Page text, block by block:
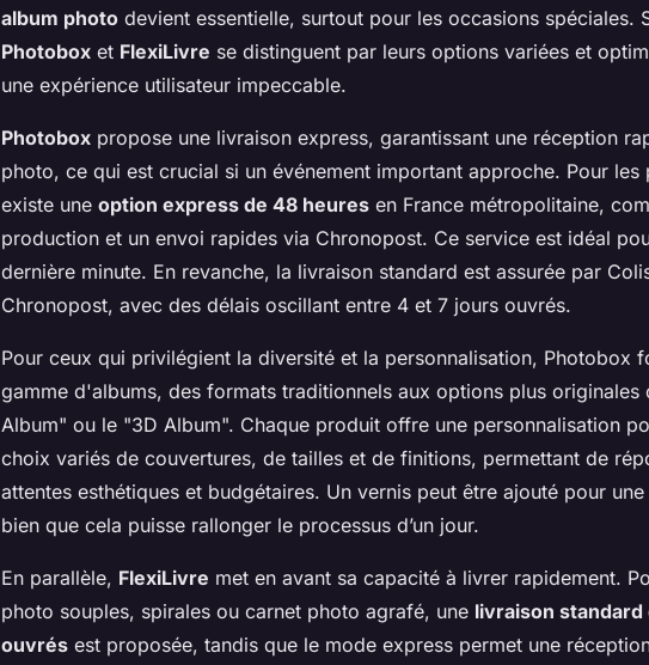
album photo devient essentielle, surtout pour les occasions spéciales.
Photobox et FlexiLivre se distinguent par leurs options variées et
une expérience utilisateur impeccable.
Photobox propose une livraison express, garantissant une réception
photo, ce qui est crucial si un événement important approche. Pour les
existe une option express de 48 heures en France métropolitaine,
production et un envoi rapides via Chronopost. Ce service est idéal
dernière minute. En revanche, la livraison standard est assurée par
Chronopost, avec des délais oscillant entre 4 et 7 jours ouvrés.
Pour ceux qui privilégient la diversité et la personnalisation, Photobox
gamme d'albums, des formats traditionnels aux options plus originales
Album" ou le "3D Album". Chaque produit offre une personnalisation
choix variés de couvertures, de tailles et de finitions, permettant de
attentes esthétiques et budgétaires. Un vernis peut être ajouté pour
bien que cela puisse rallonger le processus d’un jour.
En parallèle, FlexiLivre met en avant sa capacité à livrer rapidement.
photo souples, spirales ou carnet photo agrafé, une livraison standard
ouvrés est proposée, tandis que le mode express permet une